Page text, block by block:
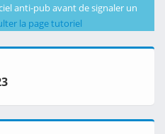
anti-pub avant de signaler un
la page tutoriel